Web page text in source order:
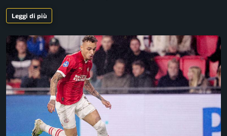
Leggi di più